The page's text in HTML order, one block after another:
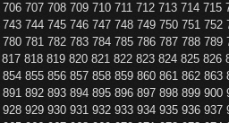
706 707 708 709 710 711 712 713 714 715
743 744 745 746 747 748 749 750 751 752
780 781 782 783 784 785 786 787 788 789
817 818 819 820 821 822 823 824 825 826
854 855 856 857 858 859 860 861 862 863
891 892 893 894 895 896 897 898 899 900
928 929 930 931 932 933 934 935 936 937